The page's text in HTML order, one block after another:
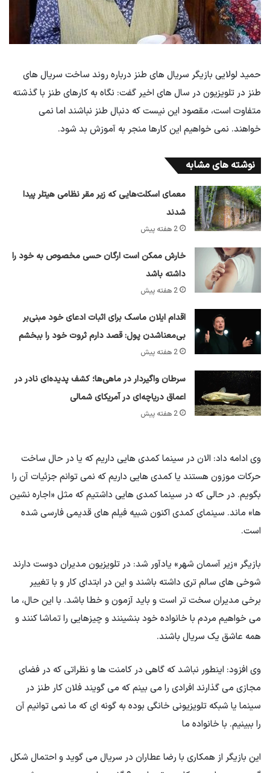
حمید لولایی بازیگر سریال های طنز درباره روند ساخت سریال های
طنز در تلویزیون در سال های اخیر گفت: نگاه به کارهای طنز با گذشته
متفاوت است، مقصود این نیست که دنبال طنز نباشند اما نمی
خواهند. نمی خواهیم این کارها منجر به آموزش بد شود.
نوشته های مشابه
معمای اسکلت‌هایی که زیر مقر نظامی هیتلر پیدا
شدند
2 هفته پیش
خارش ممکن است ارگان حسی مخصوص به خود را
داشته باشد
2 هفته پیش
اقدام ایلان ماسک برای اثبات ادعای خود مبنی‌بر
بی‌معناشدن پول: قصد دارم ثروت خود را ببخشم
2 هفته پیش
سرطان واگیردار در ماهی‌ها؛ کشف پدیده‌ای نادر در
اعماق دریاچه‌ای در آمریکای شمالی
2 هفته پیش
وی ادامه داد: الان در سینما کمدی هایی داریم که یا در حال ساخت
حرکات موزون هستند یا کمدی هایی داریم که نمی توانم جزئیات آن را
بگویم. در حالی که در سینما کمدی هایی داشتیم که مثل «اجاره نشین
ها» ماند. سینمای کمدی اکنون شبیه فیلم های قدیمی فارسی شده
است.
بازیگر «زیر آسمان شهر» یادآور شد: در تلویزیون مدیران دوست دارند
شوخی های سالم تری داشته باشند و این در ابتدای کار و با تغییر
برخی مدیران سخت تر است و باید آزمون و خطا باشد. با این حال، ما
می خواهیم مردم با خانواده خود بنشینند و چیزهایی را تماشا کنند و
همه عاشق یک سریال باشند.
وی افزود: اینطور نباشد که گاهی در کامنت ها و نظراتی که در فضای
مجازی می گذارند افرادی را می بینم که می گویند فلان کار طنز در
سینما یا شبکه تلویزیونی خانگی بوده به گونه ای که ما نمی توانیم آن
را ببینیم. با خانواده ما
این بازیگر از همکاری با رضا عطاران در سریال می گوید و احتمال شکل